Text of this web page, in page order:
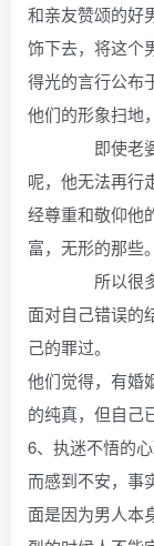
和亲友赞颂的好
饰下去，将这个
得光的言行公布
他们的形象扫地
即使老婆不
呢，他无法再行
经尊重和敬仰他
富，无形的那些。
所以很多男
面对自己错误的
己的罪过。
他们觉得，有婚
的纯真，但自己
6、执迷不悟
而感到不安，事
面是因为男人本